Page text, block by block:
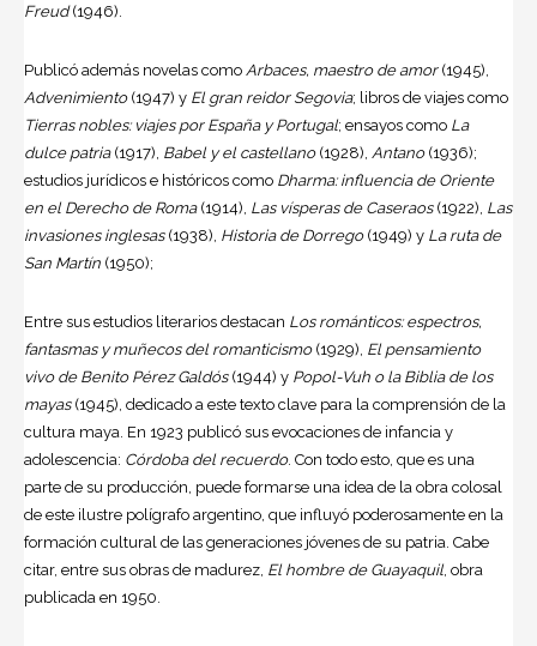
Freud(1946).
Publicó además novelas como Arbaces, maestro de amor(1945),
Advenimiento(1947) y El gran reidor Segovia; libros de viajes como
Tierras nobles: viajes por España y Portugal; ensayos como La
dulce patria(1917), Babel y el castellano(1928), Antano(1936);
estudios jurídicos e históricos como Dharma: influencia de Oriente
en el Derecho de Roma(1914), Las vísperas de Caseraos(1922), Las
invasiones inglesas(1938), Historia de Dorrego(1949) y La ruta de
San Martín (1950);
Entre sus estudios literarios destacan Los románticos: espectros,
fantasmas y muñecos del romanticismo(1929), El pensamiento
vivo de Benito Pérez Galdós(1944) y Popol-Vuh o la Biblia de los
mayas(1945), dedicado a este texto clave para la comprensión de la
cultura maya. En 1923 publicó sus evocaciones de infancia y
adolescencia: Córdoba del recuerdo. Con todo esto, que es una
parte de su producción, puede formarse una idea de la obra colosal
de este ilustre polígrafo argentino, que influyó poderosamente en la
formación cultural de las generaciones jóvenes de su patria. Cabe
citar, entre sus obras de madurez, El hombre de Guayaquil, obra
publicada en 1950.